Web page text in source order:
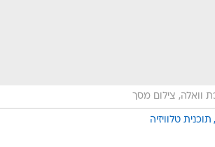
וואלה, צילום מסך
תוכנית טלוויזיה